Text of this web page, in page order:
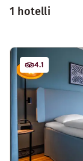
1 hotelli
4.1